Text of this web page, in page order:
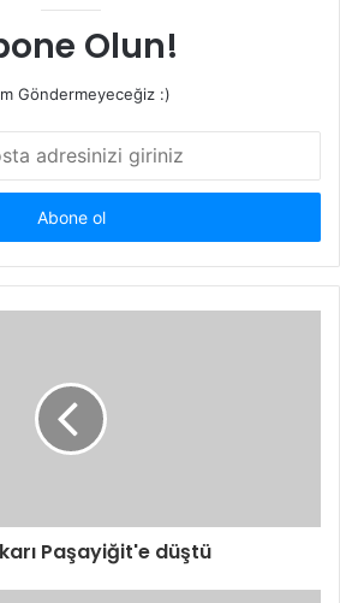
Olun!
Göndermeyeceğiz :)
karı Paşayiğit'e düştü